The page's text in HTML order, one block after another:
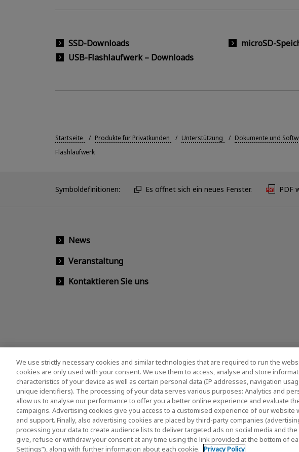
SSD-Downloads microSD-
USB-Flashlaufwerk – Downloads
Startseite Produkte für Privatkunden Unterstützung Dokumente und
Flashlaufwerk
Symboldefinitionen: Es öffnet sich ein neues Fenster. PDF
News
Veranstaltung
Kontaktieren Sie uns
Datenschutzerklärung Cookie Settings Geschäftsbedingungen
(Europäische) Vorschriften
Whistleblower-System Impressum
We use strictly necessary cookies and similar technologies that are required to run the
cookies are only used with your consent. We use them to access, analyse and store
characteristics of your device as well as certain personal data (IP addresses, navigation
unique identifiers). The processing of your data serves various purposes: Analytics and
allow us to analyse our performance to offer you a better online experience and evaluate
campaigns. Advertising cookies give you access to a customised experience of our
and support. Finally, also advertising cookies are placed by third-party companies
processing your data to create audience lists to deliver targeted ads on social media and
give, refuse or withdraw your consent at any time using the link provided at the bottom of
Settings”), along with further information about each cookie. Privacy Policy